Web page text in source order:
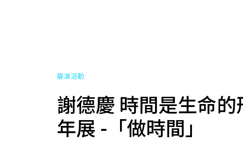
展演活動
謝德慶 時間是生命
年展 -「做時間」